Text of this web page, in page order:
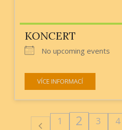
KONCERT
No upcoming events
VÍCE INFORMACÍ
1 2 3 4